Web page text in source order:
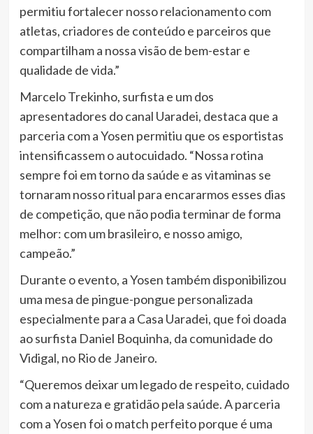
permitiu fortalecer nosso relacionamento com
atletas, criadores de conteúdo e parceiros que
compartilham a nossa visão de bem-estar e
qualidade de vida.”
Marcelo Trekinho, surfista e um dos
apresentadores do canal Uaradei, destaca que a
parceria com a Yosen permitiu que os esportistas
intensificassem o autocuidado. “Nossa rotina
sempre foi em torno da saúde e as vitaminas se
tornaram nosso ritual para encararmos esses dias
de competição, que não podia terminar de forma
melhor: com um brasileiro, e nosso amigo,
campeão.”
Durante o evento, a Yosen também disponibilizou
uma mesa de pingue-pongue personalizada
especialmente para a Casa Uaradei, que foi doada
ao surfista Daniel Boquinha, da comunidade do
Vidigal, no Rio de Janeiro.
“Queremos deixar um legado de respeito, cuidado
com a natureza e gratidão pela saúde. A parceria
com a Yosen foi o match perfeito porque é uma